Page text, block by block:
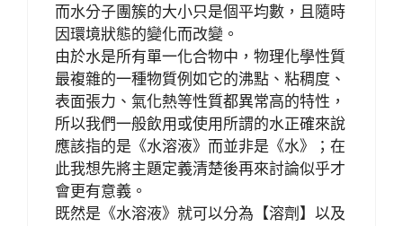
而水分子團簇的大小只是個平均數，且隨時
因環境狀態的變化而改變。
由於水是所有單一化合物中，物理化學性質
最複雜的一種物質例如它的沸點、粘稠度、
表面張力、氣化熱等性質都異常高的特性，
所以我們一般飲用或使用所謂的水正確來說
應該指的是《水溶液》而並非是《水》；在
此我想先將主題定義清楚後再來討論似乎才
會更有意義。
既然是《水溶液》就可以分為【溶劑】以及